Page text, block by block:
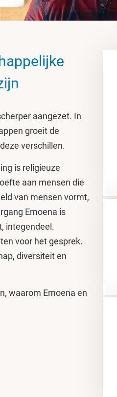
aangezet. In
groeit de
verschillen.
is religieuze
aan mensen die
van mensen vormt,
Emoena is
integendeel.
voor het gesprek.
diversiteit en
waarom Emoena en